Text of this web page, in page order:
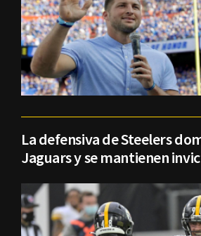
La defensiva de Steelers
Jaguars y se mantienen